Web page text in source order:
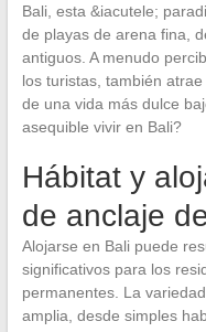
Bali, esta &iacutele;
de playas de arena fina,
antiguos. A menudo
los turistas, también
de una vida más dulce
asequible vivir en Bali?
Hábitat y
de anclaje
Alojarse en Bali puede
significativos para los
permanentes. La
amplia, desde simples